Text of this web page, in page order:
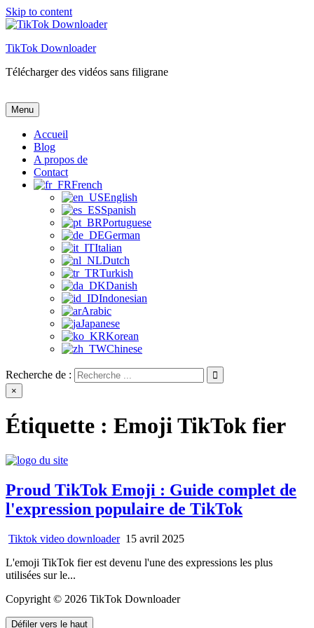
Skip to content
TikTok Downloader
Télécharger des vidéos sans filigrane
TikTok Downloader
Télécharger des vidéos sans filigrane
Menu
Accueil
Blog
A propos de
Contact
French
English
Spanish
Portuguese
German
Italian
Dutch
Turkish
Danish
Indonesian
Arabic
Japanese
Korean
Chinese
Recherche de :
×
Étiquette : Emoji TikTok fier
Proud TikTok Emoji : Guide complet de
l'expression populaire de TikTok
Tiktok video downloader 15 avril 2025
L'emoji TikTok fier est devenu l'une des expressions les plus
utilisées sur le...
Copyright © 2026 TikTok Downloader
Défiler vers le haut